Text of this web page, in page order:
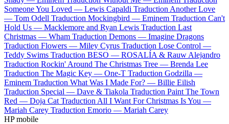
Someone You Loved — Lewis Capaldi Traduction Another Love
— Tom Odell Traduction Mockingbird — Eminem Traduction Can't
Hold Us — Macklemore and Ryan Lewis Traduction Last
Christmas — Wham Traduction Demons — Imagine Dragons
Traduction Flowers — Miley Cyrus Traduction Lose Control —
Teddy Swims Traduction BESO — ROSALÍA & Rauw Alejandro
Traduction Rockin' Around The Christmas Tree — Brenda Lee
Traduction The Magic Key — One-T Traduction Godzilla —
Eminem Traduction What Was I Made For? — Billie Eilish
Traduction Special — Dave & Tiakola Traduction Paint The Town
Red — Doja Cat Traduction All I Want For Christmas Is You —
Mariah Carey Traduction Emorio — Mariah Carey
HP mobile